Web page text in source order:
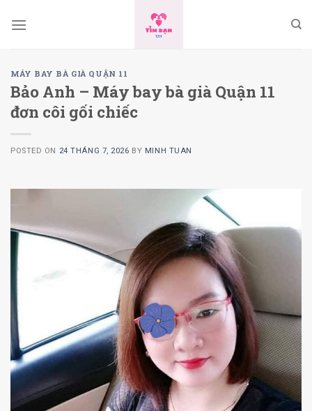
MÁY BAY BÀ GIÀ QUẬN 11
Bảo Anh – Máy bay bà già Quận 11
đơn côi gối chiếc
POSTED ON 24 THÁNG 7, 2026 BY MINH TUAN